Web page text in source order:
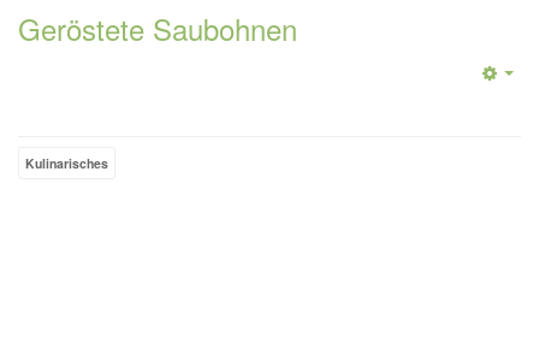
Geröstete Saubohnen
Kulinarisches